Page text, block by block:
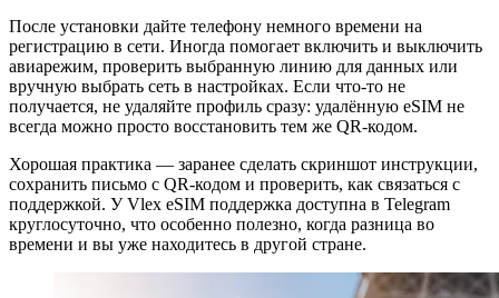
После установки дайте телефону немного времени на
регистрацию в сети. Иногда помогает включить и выключить
авиарежим, проверить выбранную линию для данных или
вручную выбрать сеть в настройках. Если что-то не
получается, не удаляйте профиль сразу: удалённую eSIM не
всегда можно просто восстановить тем же QR-кодом.
Хорошая практика — заранее сделать скриншот инструкции,
сохранить письмо с QR-кодом и проверить, как связаться с
поддержкой. У Vlex eSIM поддержка доступна в Telegram
круглосуточно, что особенно полезно, когда разница во
времени и вы уже находитесь в другой стране.